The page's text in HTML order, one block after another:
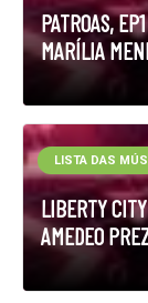
PATROAS, EP1
MARÍLIA
LIBERTY CITY
AMEDEO
LISTA DAS